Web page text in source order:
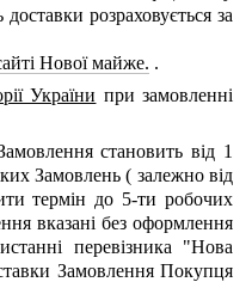
розраховується за
Нової майже. .
України при замовленні
становить від 1
Замовлень( залежно від
термін до 5-ти робочих
вказані без оформлення
перевізника "Нова
Замовлення Покупця